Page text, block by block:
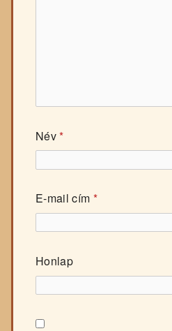
Név*
E-mail cím *
Honlap